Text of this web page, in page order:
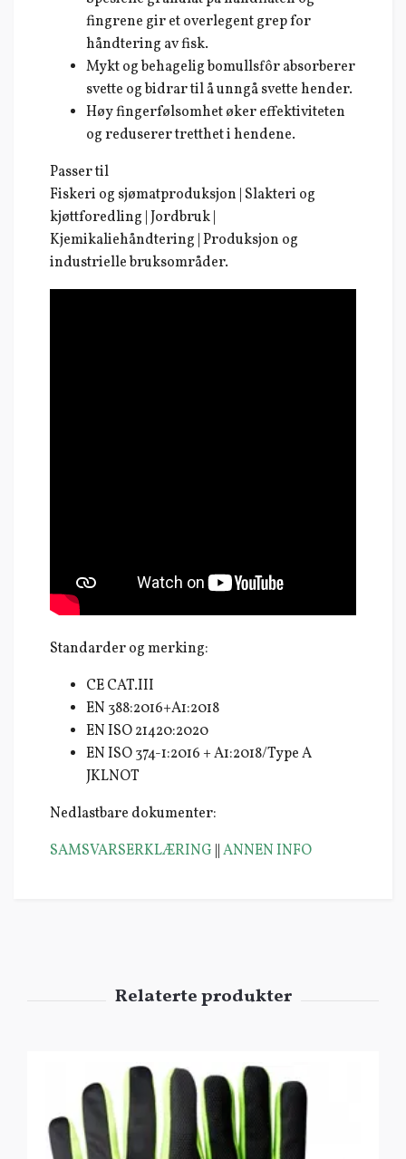
fingrene gir et overlegent grep for
håndtering av fisk.
Mykt og behagelig bomullsfôr absorberer
svette og bidrar til å unngå svette hender.
Høy fingerfølsomhet øker effektiviteten
og reduserer tretthet i hendene.
Passer til
Fiskeri og sjømatproduksjon | Slakteri og
kjøttforedling | Jordbruk |
Kjemikaliehåndtering | Produksjon og
industrielle bruksområder.
Standarder og merking:
CE CAT.III
EN 388:2016+A1:2018
EN ISO 21420:2020
EN ISO 374-1:2016 + A1:2018/Type A
JKLNOT
Nedlastbare dokumenter:
SAMSVARSERKLÆRING ||ANNEN INFO